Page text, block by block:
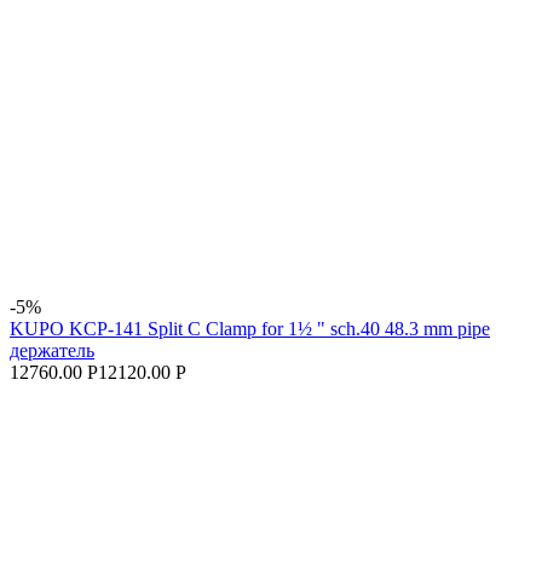
-5%
KUPO KCP-141 Split C Clamp for 1½ " sch.40 48.3 mm pipe
держатель
12760.00 Р12120.00 Р